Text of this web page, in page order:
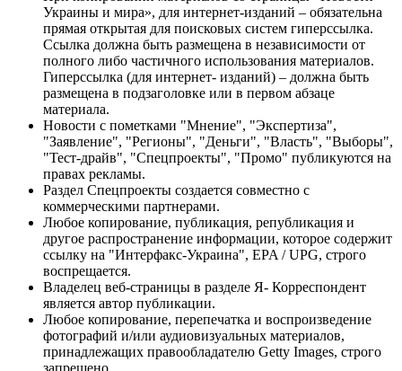
Украины и мира», для интернет-изданий – обязательна
прямая открытая для поисковых систем гиперссылка.
Ссылка должна быть размещена в независимости от
полного либо частичного использования материалов.
Гиперссылка (для интернет- изданий) – должна быть
размещена в подзаголовке или в первом абзаце
материала.
Новости с пометками "Мнение", "Экспертиза",
"Заявление", "Регионы", "Деньги", "Власть", "Выборы",
"Тест-драйв", "Спецпроекты", "Промо" публикуются на
правах рекламы.
Раздел Спецпроекты создается совместно с
коммерческими партнерами.
Любое копирование, публикация, републикация и
другое распространение информации, которое содержит
ссылку на "Интерфакс-Украина", EPA / UPG, строго
воспрещается.
Владелец веб-страницы в разделе Я- Корреспондент
является автор публикации.
Любое копирование, перепечатка и воспроизведение
фотографий и/или аудиовизуальных материалов,
принадлежащих правообладателю Getty Images, строго
запрещено.